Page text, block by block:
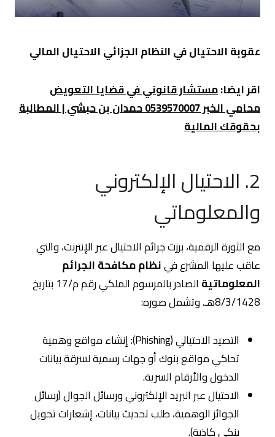
عقوبة الاحتيال في النظام الجزائيالاحتيال المالي
اقر ايضا:مستشار قانوني في قضايا التعويض
محامي الخبر 0539570007 حمدان بن حبشي | المطالبة
بحقوقك المالية
2. الاحتيال الإلكتروني
والمعلوماتي
مع الثورة الرقمية، برزت جرائم الاحتيال عبر الإنترنت، والتي
عاقب عليها المشرع فينظام مكافحة الجرائم
المعلوماتية
الصادر بالمرسوم الملكي رقم م/17 بتاريخ
8/3/1428هـ. وتشمل صوره:
التصيد الاحتيالي (Phishing): إنشاء مواقع وهمية
تحاكي مواقع بنوك أو جهات رسمية لسرقة بيانات
الدخول والأرقام السرية.
الاحتيال عبر البريد الإلكتروني ورسائل الجوال (رسائل
الجوائز الوهمية، طلب تحديث بيانات، إشعارات تحويل
بنكي كاذبة).